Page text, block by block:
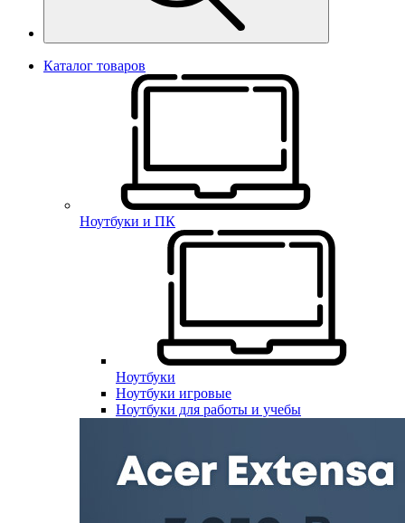
Каталог товаров
Ноутбуки и ПК
Ноутбуки
Ноутбуки игровые
Ноутбуки для работы и учебы